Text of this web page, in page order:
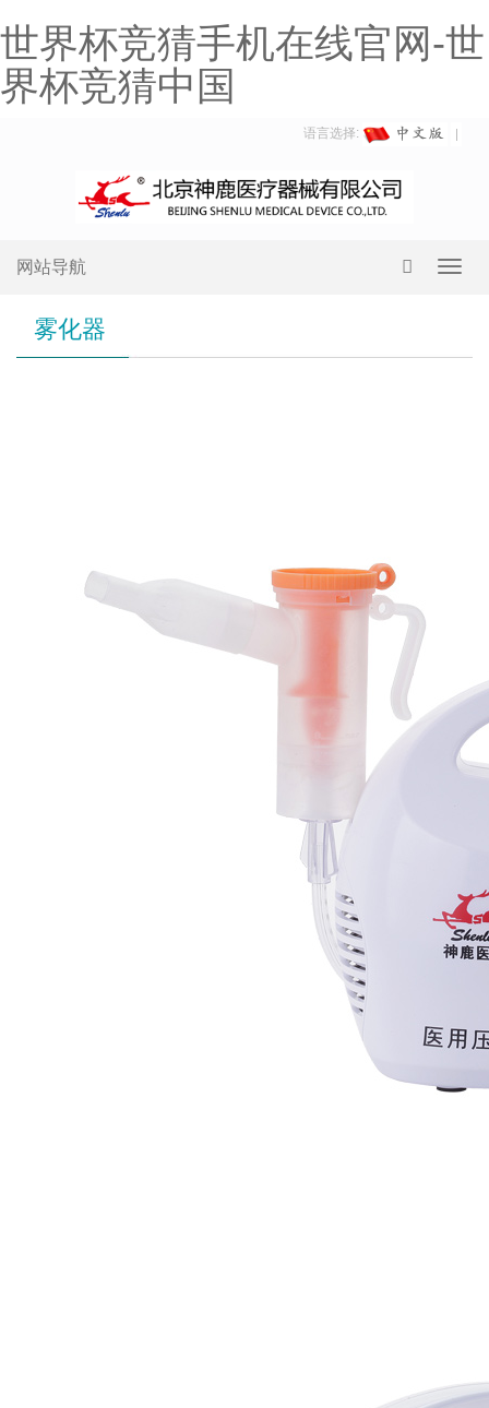
世界杯竞猜手机在线官网-世
界杯竞猜中国
语言选择:
网站导航
雾化器